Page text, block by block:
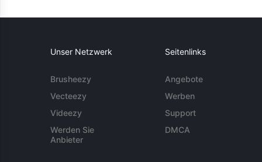
Unser Netzwerk
Brusheezy
Vecteezy
Videezy
Werden Sie
Anbieter
Seitenlinks
Angebote
Werben
Support
DMCA